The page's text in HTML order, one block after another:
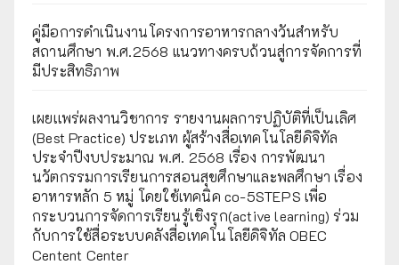
คู่มือการดำเนินงานโครงการอาหารกลางวันสำหรับ
สถานศึกษา พ.ศ.2568 แนวทางครบถ้วนสู่การจัดการที่
มีประสิทธิภาพ
เผยเเพร่ผลงานวิชาการ รายงานผลการปฏิบัติที่เป็นเลิศ
(Best Practice) ประเภท ผู้สร้างสื่อเทคโนโลยีดิจิทัล
ประจำปีงบประมาณ พ.ศ. 2568 เรื่อง การพัฒนา
นวัตกรรมการเรียนการสอนสุขศึกษาและพลศึกษา เรื่อง
อาหารหลัก 5 หมู่ โดยใช้เทคนิค co-5STEPS เพื่อ
กระบวนการจัดการเรียนรู้เชิงรุก(active learning) ร่วม
กับการใช้สื่อระบบคลังสื่อเทคโนโลยีดิจิทัล OBEC
Centent Center